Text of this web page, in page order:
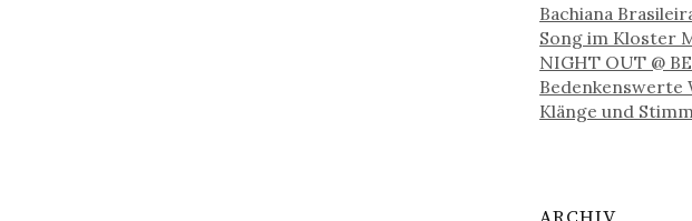
Bachiana
Song im Kloster
NIGHT OUT @
Bedenkenswerte
Klänge und